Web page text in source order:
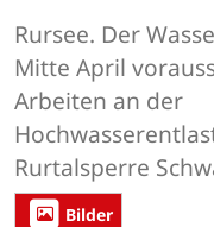
Rursee. Der
Mitte April
Arbeiten an der
Rurtalsperre
Bilder